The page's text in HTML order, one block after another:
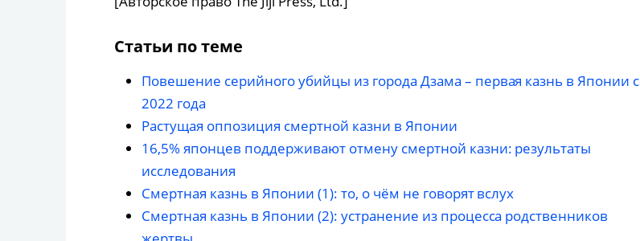
Статьи по теме
Повешение серийного убийцы из города Дзама – первая казнь в Японии с
2022 года
Растущая оппозиция смертной казни в Японии
16,5% японцев поддерживают отмену смертной казни: результаты
исследования
Смертная казнь в Японии (1): то, о чём не говорят вслух
Смертная казнь в Японии (2): устранение из процесса родственников